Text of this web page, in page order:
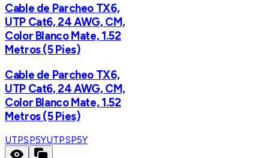
Cable de Parcheo TX6,
UTP Cat6, 24 AWG, CM,
Color Blanco Mate, 1.52
Metros (5 Pies)
Cable de Parcheo TX6,
UTP Cat6, 24 AWG, CM,
Color Blanco Mate, 1.52
Metros (5 Pies)
UTPSP5YUTPSP5Y